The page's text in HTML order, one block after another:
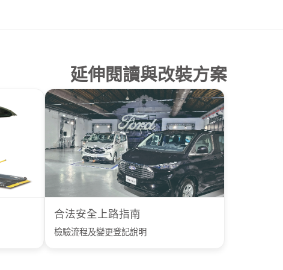
延伸閱讀與改裝方案
合法安全上路指南
檢驗流程及變更登記說明